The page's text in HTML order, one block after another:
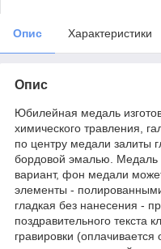
Опис Характеристики
Опис
Юбилейная медаль
химического травления,
по центру медали залиты
бордовой эмалью. Медаль
вариант, фон медали
элементы -
гладкая без нанесения -
поздравительного текста
гравировки